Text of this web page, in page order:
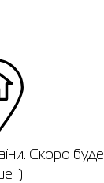
Скоро буде
:)